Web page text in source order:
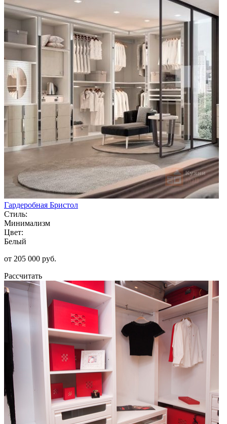
Гардеробная Бристол
Стиль:
Минимализм
Цвет:
Белый
от 205 000 руб.
Рассчитать